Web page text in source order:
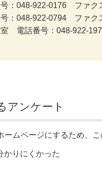
：048-922-0176 ファク
：048-922-0794 ファク
室 電話番号：048-922-
アンケート
ームページにするため、
かりにくかった